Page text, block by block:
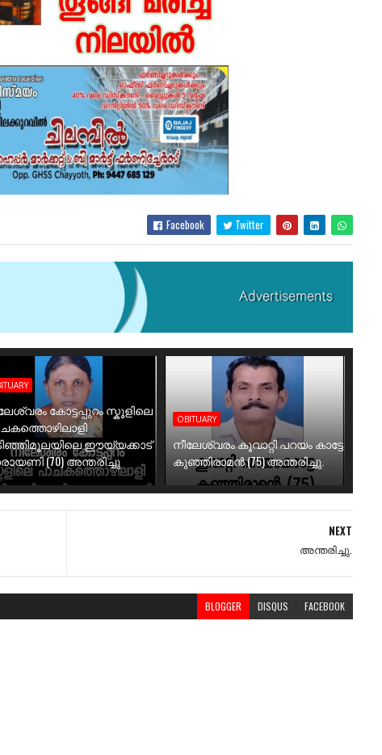
Facebook Twitter
കോട്ടപ്പുറം സ്കൂളിലെ
ഈയ്യക്കാട്
(70) അന്തരിച്ചു
OBITUARY
നീലേശ്വരം കൂവാറ്റി പറയം കാട്ടേ
കുഞ്ഞിരാമൻ (75) അന്തരിച്ചു.
NEXT
അന്തരിച്ചു.
BLOGGER DISQUS FACEBOOK